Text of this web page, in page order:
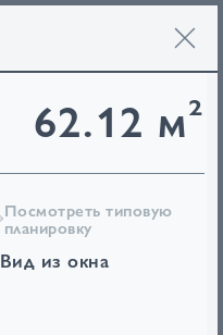
62.12 м²
Посмотреть типовую
планировку
Вид из окна